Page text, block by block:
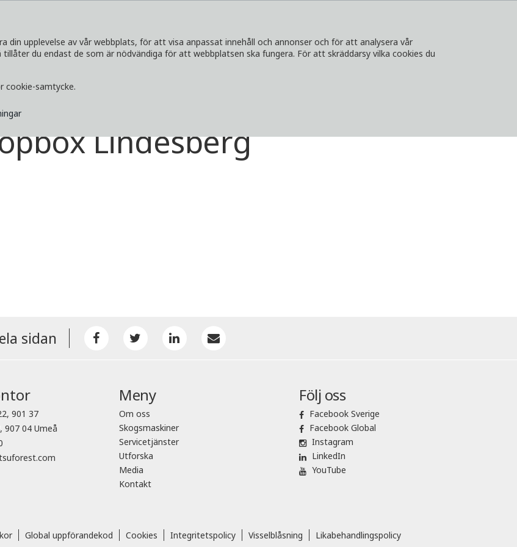
din upplevelse av vår webbplats, för att visa anpassat innehåll och annonser och för att analysera vår
du endast de som är nödvändiga för att webbplatsen ska fungera. För att skräddarsy vilka cookies du
cookie-samtycke.
Lindesberg
sidan
901 37
907 04 Umeå
Meny
Om oss
Skogsmaskiner
Servicetjänster
Utforska
Media
Kontakt
Följ oss
Facebook Sverige
Facebook Global
Instagram
LinkedIn
YouTube
Global uppförandekod Cookies Integritetspolicy Visselblåsning Likabehandlingspolicy